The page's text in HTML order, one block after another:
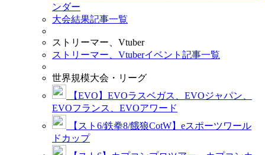
ンダー
大会結果記事一覧
ストリーマー、Vtuber
ストリーマー、Vtuberイベント記事一覧
世界規模大会・リーグ
【EVO】EVOラスベガス、EVOジャパン、
EVOフランス、EVOアワード
【スト6/鉄拳8/餓狼CotW】eスポーツワール
ドカップ